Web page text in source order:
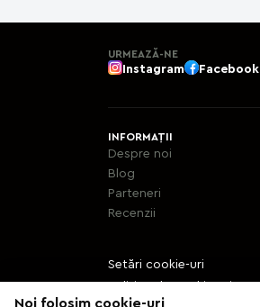
URMEAZĂ-NE
Instagram Facebook
INFORMAȚII
Despre noi
Blog
Parteneri
Recenzii
Setări cookie-uri
Noi folosim cookie-uri